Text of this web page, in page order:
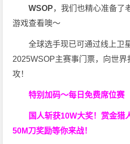
WSOP，我们也精心准备了
游戏查看噢～
全球选手现已可通过线上卫
2025WSOP主赛事门票，向世界
攻！
特别加码～每日免费席位赛
国人斩获10W大奖！ 赏金猎
50M刀奖励等你来战！